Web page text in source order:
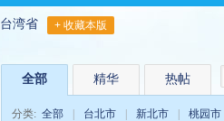
台湾省 + 收藏本版
全部 精华 热帖
分类: 全部 台北市 新北市 桃园市